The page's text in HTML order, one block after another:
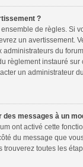
?
de règles. Si
un avertissement.
administrateurs du
règlement instauré sur
un administrateur
messages à un
ont activé cette
du message que
trouverez toutes les